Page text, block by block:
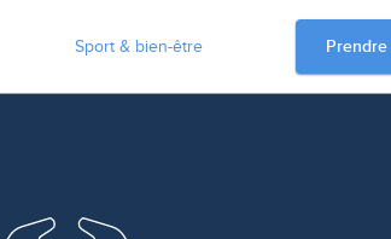
Sport & bien-être